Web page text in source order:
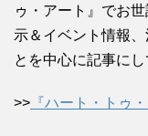
ゥ・アート』でお
示＆イベント情報
とを中心に記事にし
>> 『ハート・トゥ